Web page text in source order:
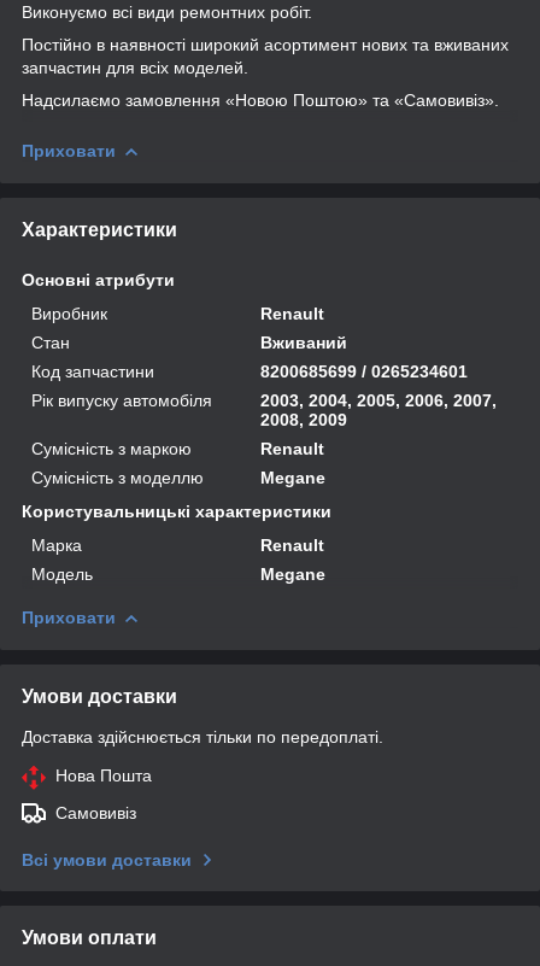
Виконуємо всі види ремонтних робіт.
Постійно в наявності широкий асортимент нових та вживаних
запчастин для всіх моделей.
Надсилаємо замовлення «Новою Поштою» та «Самовивіз».
Приховати
Характеристики
Основні атрибути
Виробник
Renault
Стан
Вживаний
Код запчастини
8200685699 / 0265234601
Рік випуску автомобіля
2003, 2004, 2005, 2006, 2007,
2008, 2009
Сумісність з маркою
Renault
Сумісність з моделлю
Megane
Користувальницькі характеристики
Марка
Renault
Модель
Megane
Приховати
Умови доставки
Доставка здійснюється тільки по передоплаті.
Нова Пошта
Самовивіз
Всі умови доставки
Умови оплати